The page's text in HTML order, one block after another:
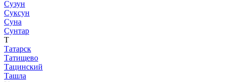
Сузун
Суксун
Суна
Сунтар
Т
Татарск
Татищево
Тацинский
Ташла